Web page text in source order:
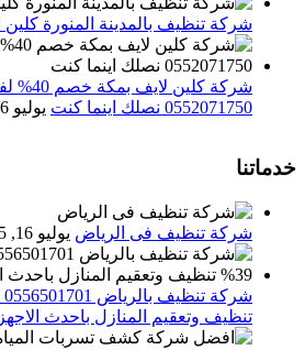
شركة تنظيف بالمدينة المنورة كلين
شركة
0552071750 نصلك اينما كنت
يوليو 26, 2026
خدماتنا
شركة تنظيف فى الرياض يوليو 16, 2025
تنظيف وتعقيم المنازل باحدث